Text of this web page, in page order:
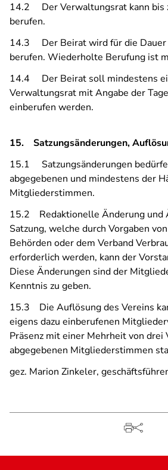
14.2 Der Verwaltungsrat kann bis
berufen.
14.3 Der Beirat wird für die Dauer
berufen. Wiederholte Berufung ist
14.4 Der Beirat soll mindestens
Verwaltungsrat mit Angabe der
einberufen werden.
15. Satzungsänderungen,
15.1 Satzungsänderungen
abgegebenen und mindestens der
Mitgliederstimmen.
15.2 Redaktionelle Änderung und
Satzung, welche durch Vorgaben
Behörden oder dem Verband
erforderlich werden, kann der
Diese Änderungen sind der
Kenntnis zu geben.
15.3 Die Auflösung des Vereins
eigens dazu einberufenen
Präsenz mit einer Mehrheit von
abgegebenen Mitgliederstimmen
gez. Marion Zinkeler,